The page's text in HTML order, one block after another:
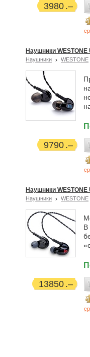
3980
Наушники WESTONE
Наушники WESTONE
9790
Наушники WESTONE
Наушники WESTONE
В
13850